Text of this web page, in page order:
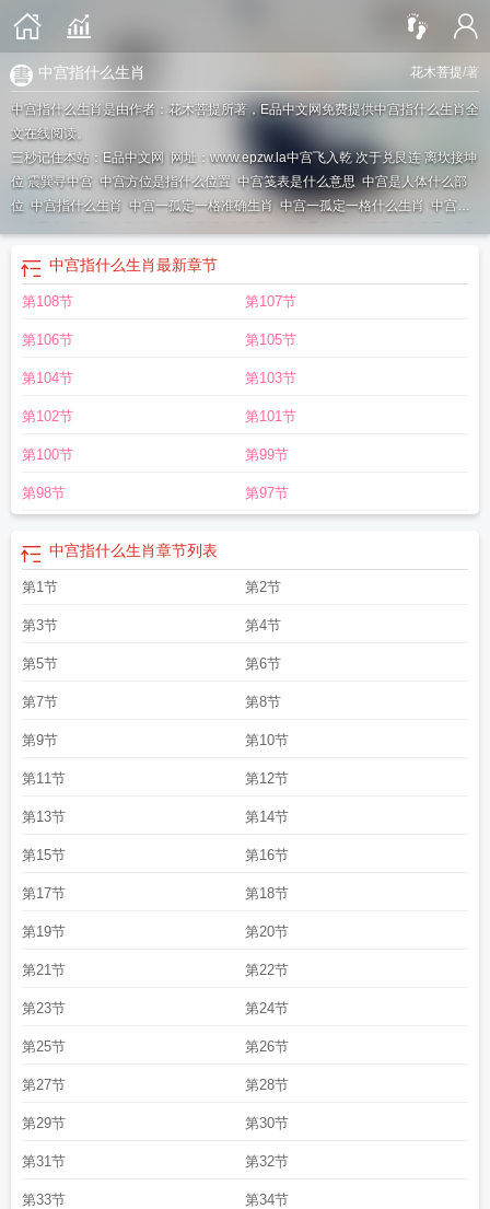
花木菩提/著
中宫指什么生肖
中宫指什么生肖是由作者：花木菩提所著，E品中文网免费提供中宫指什么生肖全
文在线阅读。
三秒记住本站：E品中文网 网址：www.epzw.la中宫飞入乾 次于兑艮连 离坎接坤
位 震巽寻中宫 中宫方位是指什么位置 中宫笺表是什么意思 中宫是人体什么部
位 中宫指什么生肖 中宫一孤定一格准确生肖中宫一孤定一格什么生肖 中宫放
位置风水禁忌
中宫是什么位置 中宫令
什么意思
表什么生肖
中宫指什么生肖最新章节
第108节 第107节
第106节 第105节
第104节 第103节
第102节 第101节
第100节 第99节
第98节 第97节
中宫指什么生肖章节列表
第1节 第2节
第3节 第4节
第5节 第6节
第7节 第8节
第9节 第10节
第11节 第12节
第13节 第14节
第15节 第16节
第17节 第18节
第19节 第20节
第21节 第22节
第23节 第24节
第25节 第26节
第27节 第28节
第29节 第30节
第31节 第32节
第33节 第34节